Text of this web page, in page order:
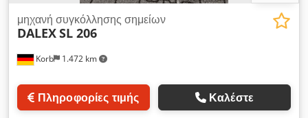
Korb 1.472 km
μηχανή συγκόλλησης σημείων
DALEXSL 206
Πληροφορίες τιμής Καλέστε